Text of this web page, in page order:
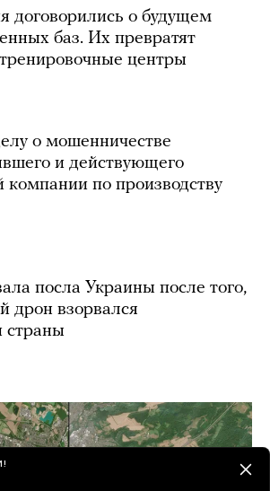
договорились о будущем
баз. Их превратят
центры
о мошенничестве
и действующего
компании по производству
посла Украины после того,
дрон взорвался
страны